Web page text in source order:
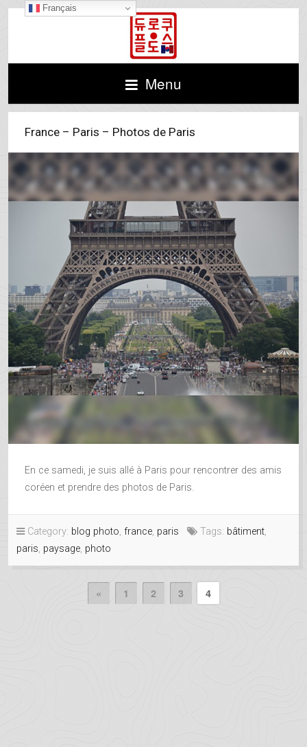
Menu
France – Paris – Photos de Paris
En ce samedi, je suis allé à Paris pour rencontrer des amis
coréen et prendre des photos de Paris.
Category: blog photo, france, paris Tags: bâtiment,
paris, paysage, photo
« 1 2 3 4
Français